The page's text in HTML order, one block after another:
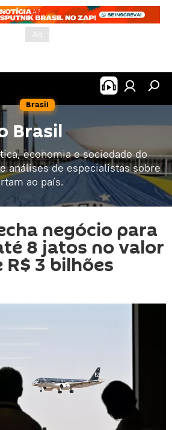
Brasil
Brasil
economia e sociedade do
análises de especialistas sobre
ao país.
negócio para
8 jatos no valor
R$ 3 bilhões